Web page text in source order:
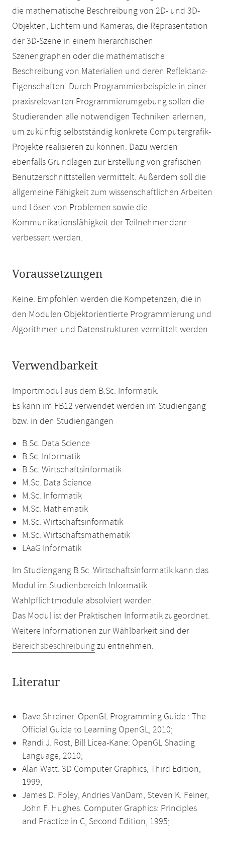
die mathematische Beschreibung von 2D- und 3D-
Objekten, Lichtern und Kameras, die Repräsentation
der 3D-Szene in einem hierarchischen
Szenengraphen oder die mathematische
Beschreibung von Materialien und deren Reflektanz-
Eigenschaften. Durch Programmierbeispiele in einer
praxisrelevanten Programmierumgebung sollen die
Studierenden alle notwendigen Techniken erlernen,
um zukünftig selbstständig konkrete Computergrafik-
Projekte realisieren zu können. Dazu werden
ebenfalls Grundlagen zur Erstellung von grafischen
Benutzerschnittstellen vermittelt. Außerdem soll die
allgemeine Fähigkeit zum wissenschaftlichen Arbeiten
und Lösen von Problemen sowie die
Kommunikationsfähigkeit der Teilnehmendenr
verbessert werden.
Voraussetzungen
Keine. Empfohlen werden die Kompetenzen, die in
den Modulen Objektorientierte Programmierung und
Algorithmen und Datenstrukturen vermittelt werden.
Verwendbarkeit
Importmodul aus dem B.Sc. Informatik.
Es kann im FB12 verwendet werden im Studiengang
bzw. in den Studiengängen
B.Sc. Data Science
B.Sc. Informatik
B.Sc. Wirtschaftsinformatik
M.Sc. Data Science
M.Sc. Informatik
M.Sc. Mathematik
M.Sc. Wirtschaftsinformatik
M.Sc. Wirtschaftsmathematik
LAaG Informatik
Im Studiengang B.Sc. Wirtschaftsinformatik kann das
Modul im Studienbereich Informatik
Wahlpflichtmodule absolviert werden.
Das Modul ist der Praktischen Informatik zugeordnet.
Weitere Informationen zur Wählbarkeit sind der
Bereichsbeschreibungzu entnehmen.
Literatur
Dave Shreiner. OpenGL Programming Guide : The
Official Guide to Learning OpenGL, 2010;
Randi J. Rost, Bill Licea-Kane: OpenGL Shading
Language, 2010;
Alan Watt. 3D Computer Graphics, Third Edition,
1999;
James D. Foley, Andries VanDam, Steven K. Feiner,
John F. Hughes. Computer Graphics: Principles
and Practice in C, Second Edition, 1995;